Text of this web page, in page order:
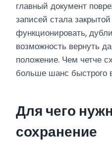
главный документ
записей стала
функционировать,
возможность вернуть
положение. Чем четче
больше шанс быстрого
Для чего
сохранение